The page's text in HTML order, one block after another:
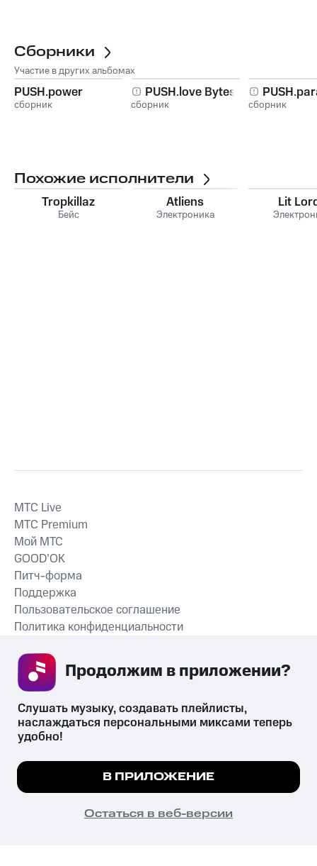
Сборники
Участие в других альбомах
PUSH.power
сборник
PUSH.love Bytes
сборник сборник
Похожие исполнители
Tropkillaz
Бейс
Atliens
Электроника
Lit
СКАЧАТЬ ПРИЛОЖЕНИЕ
MTС Live
MTС Premium
Мой МТС
GOOD’OK
Питч-форма
Поддержка
Пользовательское соглашение
Политика конфиденциальности
психотропных веществ, их аналогов причиняет вред здоровью,
их незаконный оборот запрещён и влечёт установленную
законодательством ответственность.
© 2026 ООО «КИОН».
Все права защищены
Мы используем куки, чтобы на сайте все
Подробнее
ПОНЯТНО
Слушать музыку, создавать плейлисты,
наслаждаться персональными миксами теперь
удобно!
В ПРИЛОЖЕНИЕ
Остаться в веб-версии